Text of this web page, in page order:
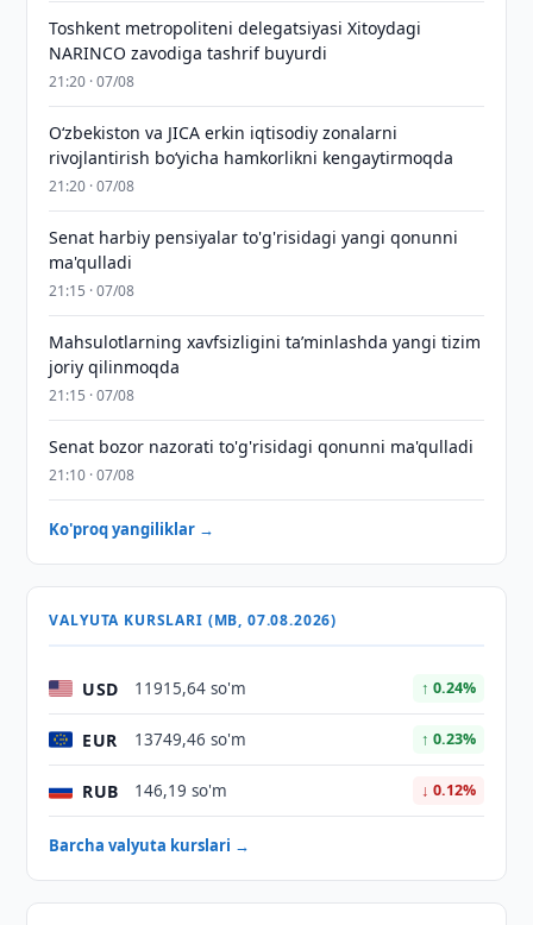
Toshkent metropoliteni delegatsiyasi Xitoydagi
NARINCO zavodiga tashrif buyurdi
21:20 · 07/08
Oʻzbekiston va JICA erkin iqtisodiy zonalarni
rivojlantirish boʻyicha hamkorlikni kengaytirmoqda
21:20 · 07/08
Senat harbiy pensiyalar to'g'risidagi yangi qonunni
ma'qulladi
21:15 · 07/08
Mahsulotlarning xavfsizligini taʼminlashda yangi tizim
joriy qilinmoqda
21:15 · 07/08
Senat bozor nazorati to'g'risidagi qonunni ma'qulladi
21:10 · 07/08
Ko'proq yangiliklar →
VALYUTA KURSLARI (MB, 07.08.2026)
USD 11915,64 so'm ↑ 0.24%
EUR 13749,46 so'm ↑ 0.23%
RUB 146,19 so'm ↓ 0.12%
Barcha valyuta kurslari →